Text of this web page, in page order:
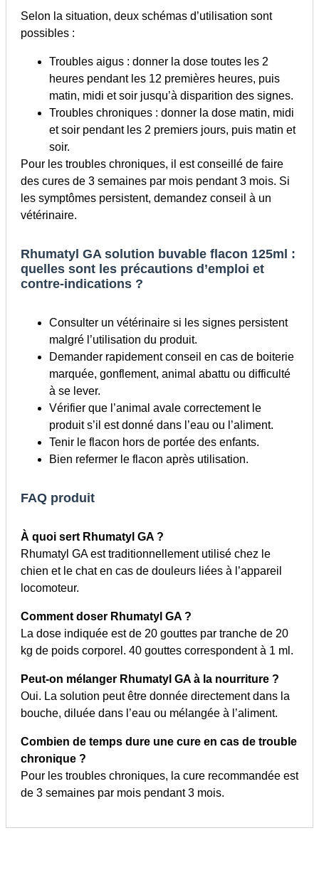
Selon la situation, deux schémas d’utilisation sont
possibles :
Troubles aigus : donner la dose toutes les 2
heures pendant les 12 premières heures, puis
matin, midi et soir jusqu’à disparition des signes.
Troubles chroniques : donner la dose matin, midi
et soir pendant les 2 premiers jours, puis matin et
soir.
Pour les troubles chroniques, il est conseillé de faire
des cures de 3 semaines par mois pendant 3 mois. Si
les symptômes persistent, demandez conseil à un
vétérinaire.
Rhumatyl GA solution buvable flacon 125ml :
quelles sont les précautions d’emploi et
contre-indications ?
Consulter un vétérinaire si les signes persistent
malgré l’utilisation du produit.
Demander rapidement conseil en cas de boiterie
marquée, gonflement, animal abattu ou difficulté
à se lever.
Vérifier que l’animal avale correctement le
produit s’il est donné dans l’eau ou l’aliment.
Tenir le flacon hors de portée des enfants.
Bien refermer le flacon après utilisation.
FAQ produit
À quoi sert Rhumatyl GA ?
Rhumatyl GA est traditionnellement utilisé chez le
chien et le chat en cas de douleurs liées à l’appareil
locomoteur.
Comment doser Rhumatyl GA ?
La dose indiquée est de 20 gouttes par tranche de 20
kg de poids corporel. 40 gouttes correspondent à 1 ml.
Peut-on mélanger Rhumatyl GA à la nourriture ?
Oui. La solution peut être donnée directement dans la
bouche, diluée dans l’eau ou mélangée à l’aliment.
Combien de temps dure une cure en cas de trouble
chronique ?
Pour les troubles chroniques, la cure recommandée est
de 3 semaines par mois pendant 3 mois.